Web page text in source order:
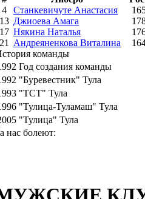
4
Станкевичуте Анастасия
13 Джиоева Амага
17 Някина Наталья
21
Андреяненкова Виталина
команды
Год создания команды
"Буревестник" Тула
"ТСТ" Тула
"Тулица-Туламаш" Тула
"Тулица" Тула
нас болеют: